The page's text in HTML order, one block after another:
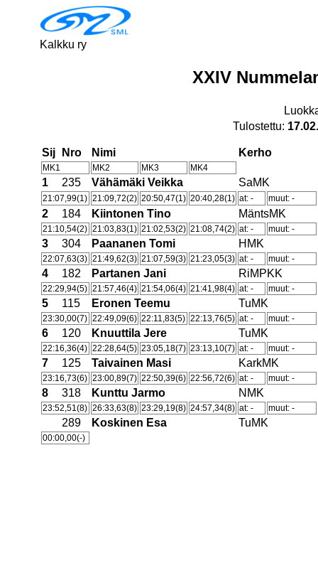
Kalkku ry
XXIV
Tulostettu:
Sij Nro Nimi Kerho
MK1 MK2 MK3 MK4
1 235 Vähämäki Veikka SaMK
21:07,99(1) 21:09,72(2) 20:50,47(1) 20:40,28(1) at: - muut: -
2 184 Kiintonen Tino MäntsMK
21:10,54(2) 21:03,83(1) 21:02,53(2) 21:08,74(2) at: - muut: -
3 304 Paananen Tomi HMK
22:07,63(3) 21:49,62(3) 21:07,59(3) 21:23,05(3) at: - muut: -
4 182 Partanen Jani RiMPKK
22:29,94(5) 21:57,46(4) 21:54,06(4) 21:41,98(4) at: - muut: -
5 115 Eronen Teemu TuMK
23:30,00(7) 22:49,09(6) 22:11,83(5) 22:13,76(5) at: - muut: -
6 120 Knuuttila Jere TuMK
22:16,36(4) 22:28,64(5) 23:05,18(7) 23:13,10(7) at: - muut: -
7 125 Taivainen Masi KarkMK
23:16,73(6) 23:00,89(7) 22:50,39(6) 22:56,72(6) at: - muut: -
8 318 Kunttu Jarmo NMK
23:52,51(8) 26:33,63(8) 23:29,19(8) 24:57,34(8) at: - muut: -
289 Koskinen Esa TuMK
00:00,00(-)